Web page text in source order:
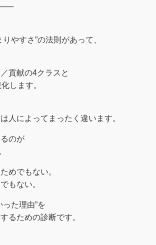
やすさ”の法則があって、
貢献の4クラスと
します。
人によってまったく違います。
のが
めでもない。
もない。
った理由”を
るための診断です。